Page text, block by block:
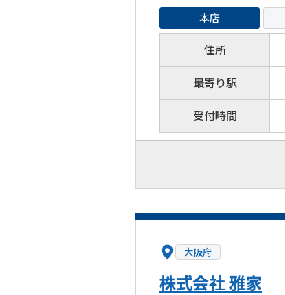
本店
住所
最寄り駅
受付時間
大阪府
株式会社 雅家